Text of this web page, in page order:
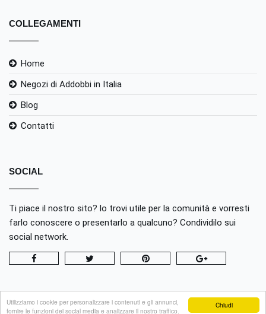
Chiudi
Utilizziamo i cookie per personalizzare i contenuti e gli annunci,
fornire le funzioni dei social media e analizzare il nostro traffico.
COLLEGAMENTI
Home
Negozi di Addobbi in Italia
Blog
Contatti
SOCIAL
Ti piace il nostro sito? lo trovi utile per la comunità e vorresti
farlo conoscere o presentarlo a qualcuno? Condividilo sui
social network.